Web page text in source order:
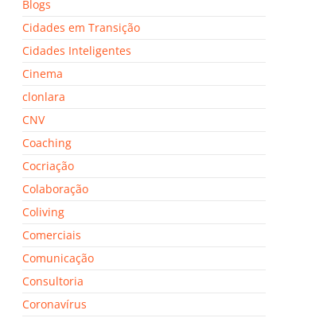
Blogs
Cidades em Transição
Cidades Inteligentes
Cinema
clonlara
CNV
Coaching
Cocriação
Colaboração
Coliving
Comerciais
Comunicação
Consultoria
Coronavírus